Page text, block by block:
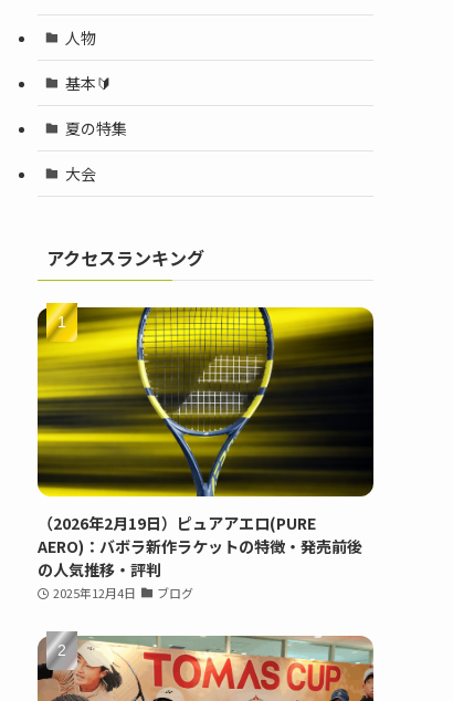
人物
基本🔰
夏の特集
大会
アクセスランキング
（2026年2月19日）ピュアアエロ(PURE
AERO)：バボラ新作ラケットの特徴・発売前後
の人気推移・評判
2025年12月4日 ブログ